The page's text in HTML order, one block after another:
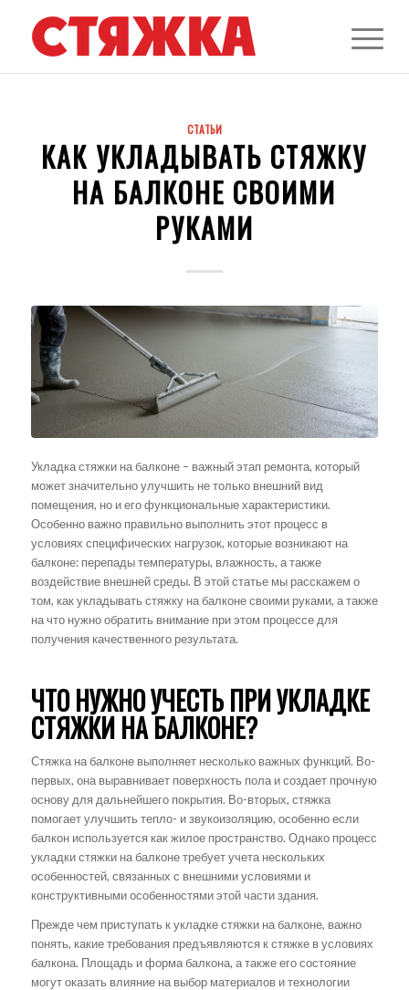
СТАТЬИ
КАК УКЛАДЫВАТЬ СТЯЖКУ
НА БАЛКОНЕ СВОИМИ
РУКАМИ
Укладка стяжки на балконе – важный этап ремонта, который
может значительно улучшить не только внешний вид
помещения, но и его функциональные характеристики.
Особенно важно правильно выполнить этот процесс в
условиях специфических нагрузок, которые возникают на
балконе: перепады температуры, влажность, а также
воздействие внешней среды. В этой статье мы расскажем о
том, как укладывать стяжку на балконе своими руками, а также
на что нужно обратить внимание при этом процессе для
получения качественного результата.
ЧТО НУЖНО УЧЕСТЬ ПРИ УКЛАДКЕ
СТЯЖКИ НА БАЛКОНЕ?
Стяжка на балконе выполняет несколько важных функций. Во-
первых, она выравнивает поверхность пола и создает прочную
основу для дальнейшего покрытия. Во-вторых, стяжка
помогает улучшить тепло- и звукоизоляцию, особенно если
балкон используется как жилое пространство. Однако процесс
укладки стяжки на балконе требует учета нескольких
особенностей, связанных с внешними условиями и
конструктивными особенностями этой части здания.
Прежде чем приступать к укладке стяжки на балконе, важно
понять, какие требования предъявляются к стяжке в условиях
балкона. Площадь и форма балкона, а также его состояние
могут оказать влияние на выбор материалов и технологии